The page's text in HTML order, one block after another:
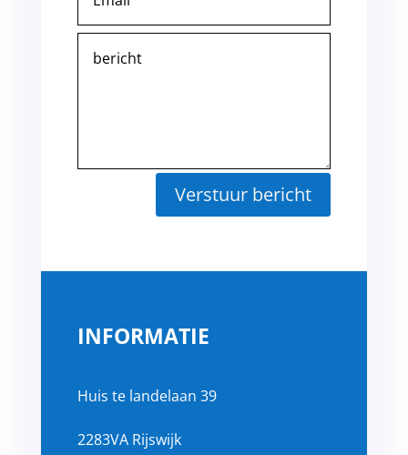
Verstuur bericht
INFORMATIE
Huis te landelaan 39
2283VA Rijswijk